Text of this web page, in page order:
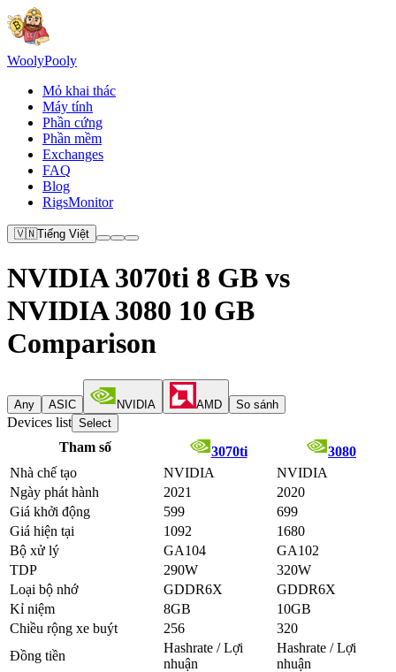
WoolyPooly
Mỏ khai thác
Máy tính
Phần cứng
Phần mềm
Exchanges
FAQ
Blog
RigsMonitor
🇻🇳Tiếng Việt
NVIDIA 3070ti 8 GB vs
NVIDIA 3080 10 GB
Comparison
Any ASIC NVIDIA AMD So sánh
Devices list Select
Tham số 3070ti
3080
Nhà chế tạo
NVIDIA
NVIDIA
Ngày phát hành
2021
2020
Giá khởi động
599
699
Giá hiện tại
1092
1680
Bộ xử lý
GA104
GA102
TDP
290W
320W
Loại bộ nhớ
GDDR6X
GDDR6X
Kỉ niệm
8GB
10GB
Chiều rộng xe buýt
256
320
Đồng tiền
Hashrate / Lợi
nhuận
Hashrate / Lợi
nhuận